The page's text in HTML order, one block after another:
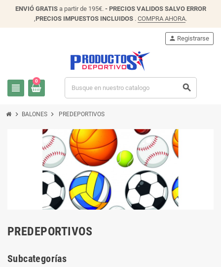
ENVIÓGRATISa partir de 195€. - PRECIOS VALIDOS SALVO ERROR
,PRECIOS IMPUESTOS INCLUIDOS . COMPRA AHORA.
view_headline
person Registrarse
0
search
chevron_right BALONES chevron_right PREDEPORTIVOS
PREDEPORTIVOS
Subcategorías